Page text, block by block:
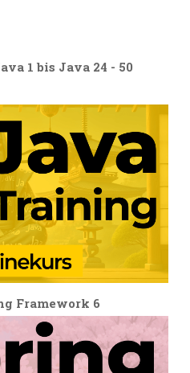
1 bis Java 24 - 50
Framework 6